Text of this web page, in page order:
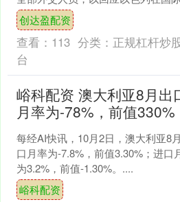
域拦截“全球坚韧船队”时扣押两名哥
亚公民。 哥....
创达盈配资
查看： 113 分类： 正规杠杆炒
台
峪科配资 澳大利亚8月出
月率为-78%，前值330%
每经AI快讯，10月2日，澳大利亚8
口月率为-7.8%，前值3.30%；进口
为3.2%，前值-1.30%。....
峪科配资